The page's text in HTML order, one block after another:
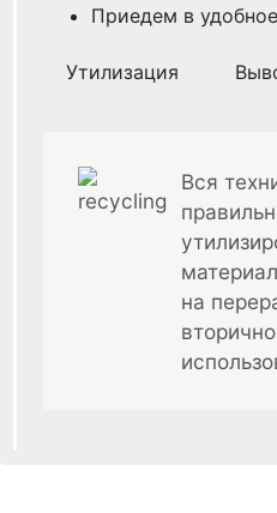
Приедем в
Утилизация
Вся
на